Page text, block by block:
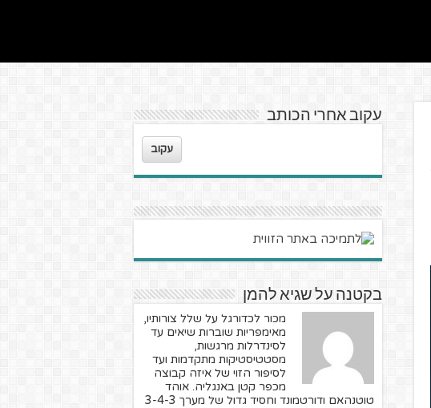
עקוב אחרי הכותב
עקוב
בקטנה על שגיא להמן
מכור לכדורגל על שלל צורותיו,
מאימפריות שוברות שיאים עד
לסינדרלות מרגשות,
מסטטיסטיקות מתקדמות ועד
לסיפור הזוי של איזה קבוצה
מכפר קטן באנגליה. אוהד
טוטנהאם ודורטמונד וחסיד גדול של מערך 3-4-3